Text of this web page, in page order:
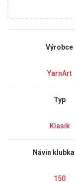
Výrobce
YarnArt
Typ
Klasik
Návin
150